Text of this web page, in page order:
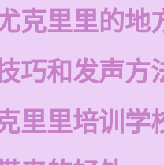
克里里的地
巧和发声方
里里培训学